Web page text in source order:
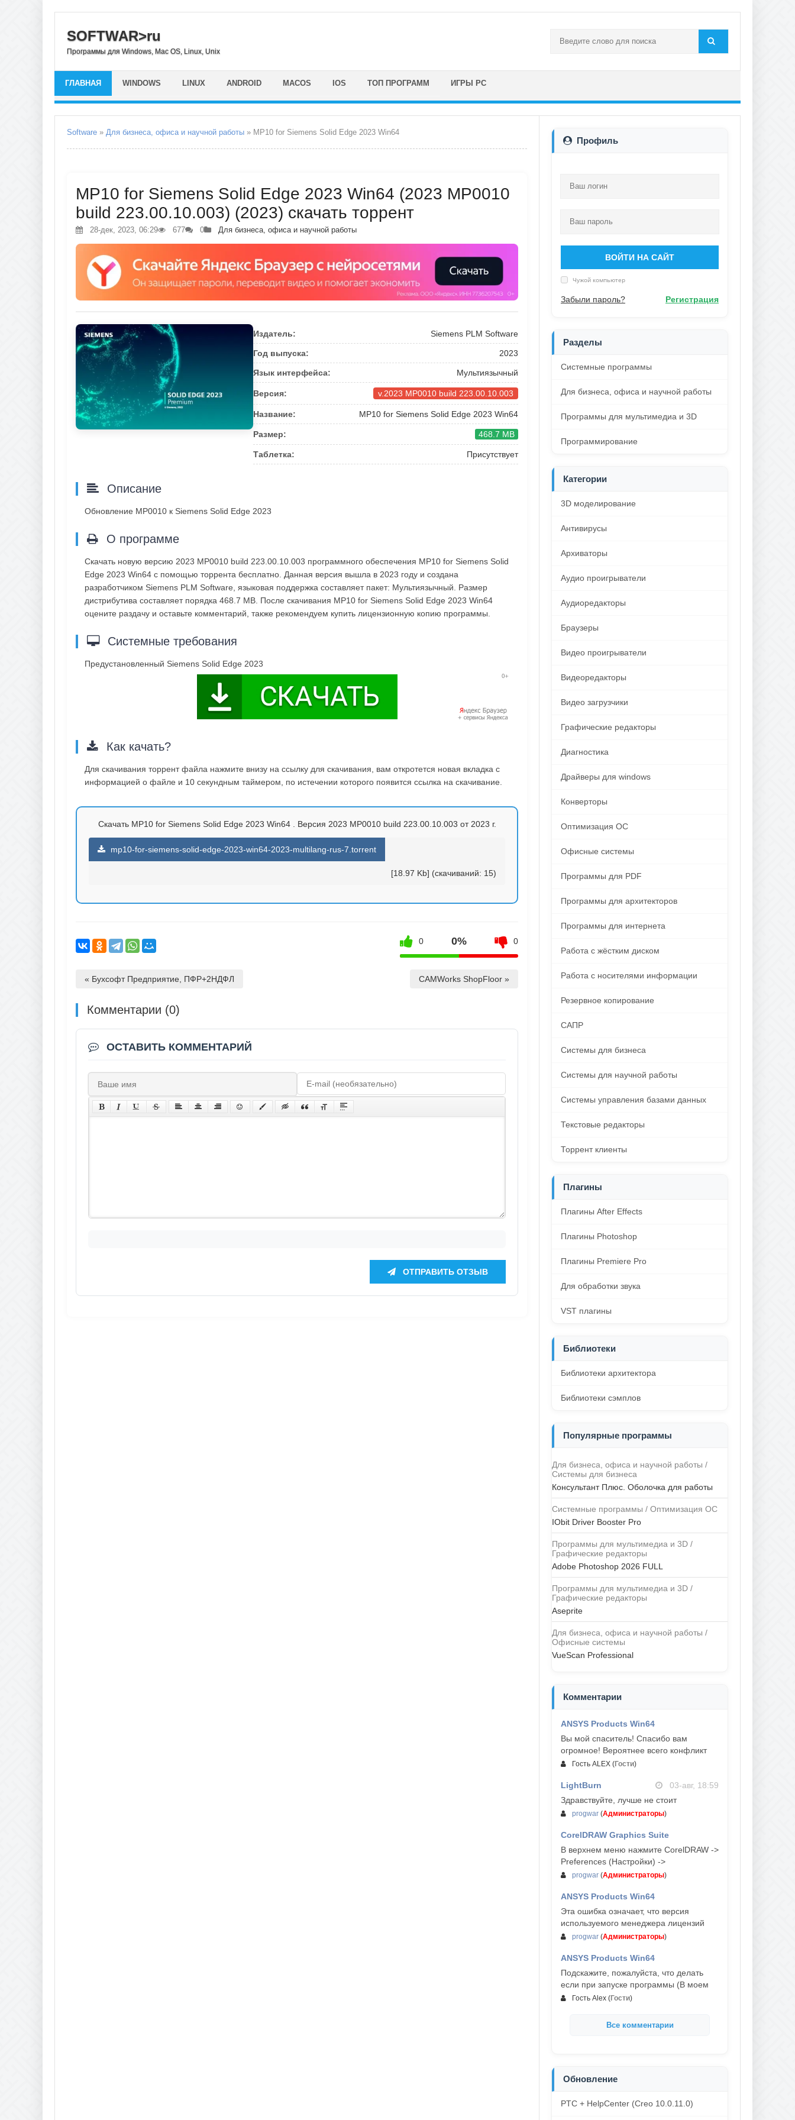
SOFTWAR>ru
Программы для Windows, Mac OS, Linux, Unix
ГЛАВНАЯ WINDOWS LINUX ANDROID MACOS IOS ТОП ПРОГРАММ ИГРЫ PC
Software » Для бизнеса, офиса и научной работы » MP10 for Siemens Solid Edge 2023 Win64
MP10 for Siemens Solid Edge 2023 Win64 (2023 MP0010
build 223.00.10.003) (2023) скачать торрент
28-дек, 2023, 06:29 677 0 Для бизнеса, офиса и научной работы
Издатель: Siemens PLM Software
Год выпуска: 2023
Язык интерфейса: Мультиязычный
Версия: v.2023 MP0010 build 223.00.10.003
Название: MP10 for Siemens Solid Edge 2023 Win64
Размер: 468.7 MB
Таблетка: Присутствует
Описание
Обновление МР0010 к Siemens Solid Edge 2023
О программе
Скачать новую версию 2023 MP0010 build 223.00.10.003 программного обеспечения MP10 for Siemens Solid
Edge 2023 Win64 с помощью торрента бесплатно. Данная версия вышла в 2023 году и создана
разработчиком Siemens PLM Software, языковая поддержка составляет пакет: Мультиязычный. Размер
дистрибутива составляет порядка 468.7 MB. После скачивания MP10 for Siemens Solid Edge 2023 Win64
оцените раздачу и оставьте комментарий, также рекомендуем купить лицензионную копию программы.
Системные требования
Предустановленный Siemens Solid Edge 2023
Как качать?
Для скачивания торрент файла нажмите внизу на ссылку для скачивания, вам откротется новая вкладка с
информацией о файле и 10 секундным таймером, по истечении которого появится ссылка на скачивание.
Скачать MP10 for Siemens Solid Edge 2023 Win64 . Версия 2023 MP0010 build 223.00.10.003 от 2023 г.
mp10-for-siemens-solid-edge-2023-win64-2023-multilang-rus-7.torrent
[18.97 Kb] (cкачиваний: 15)
0 0% 0
« Бухсофт Предприятие, ПФР+2НДФЛ CAMWorks ShopFloor »
Комментарии (0)
ОСТАВИТЬ КОММЕНТАРИЙ
ОТПРАВИТЬ ОТЗЫВ
Профиль
ВОЙТИ НА САЙТ
Чужой компьютер
Забыли пароль? Регистрация
Разделы
Системные программы
Для бизнеса, офиса и научной работы
Программы для мультимедиа и 3D
Программирование
Категории
3D моделирование
Антивирусы
Архиваторы
Аудио проигрыватели
Аудиоредакторы
Браузеры
Видео проигрыватели
Видеоредакторы
Видео загрузчики
Графические редакторы
Диагностика
Драйверы для windows
Конверторы
Оптимизация ОС
Офисные системы
Программы для PDF
Программы для архитекторов
Программы для интернета
Работа с жёстким диском
Работа с носителями информации
Резервное копирование
САПР
Системы для бизнеса
Системы для научной работы
Системы управления базами данных
Текстовые редакторы
Торрент клиенты
Плагины
Плагины After Effects
Плагины Photoshop
Плагины Premiere Pro
Для обработки звука
VST плагины
Библиотеки
Библиотеки архитектора
Библиотеки сэмплов
Популярные программы
Для бизнеса, офиса и научной работы /
Системы для бизнеса
Консультант Плюс. Оболочка для работы
Системные программы / Оптимизация ОС
IObit Driver Booster Pro
Программы для мультимедиа и 3D /
Графические редакторы
Adobe Photoshop 2026 FULL
Программы для мультимедиа и 3D /
Графические редакторы
Aseprite
Для бизнеса, офиса и научной работы /
Офисные системы
VueScan Professional
Комментарии
ANSYS Products Win64
Вы мой спаситель! Спасибо вам
огромное! Вероятнее всего конфликт
Гость ALEX (Гости)
LightBurn
03-авг, 18:59
Здравствуйте, лучше не стоит
progwar (Администраторы)
CorelDRAW Graphics Suite
03-авг, 18:58
В верхнем меню нажмите CorelDRAW ->
Preferences (Настройки) ->
progwar (Администраторы)
ANSYS Products Win64
Эта ошибка означает, что версия
используемого менеджера лицензий
progwar (Администраторы)
ANSYS Products Win64
Подскажите, пожалуйста, что делать
если при запуске программы (В моем
Гость Alex (Гости)
Все комментарии
Обновление
PTC + HelpCenter (Creo 10.0.11.0)